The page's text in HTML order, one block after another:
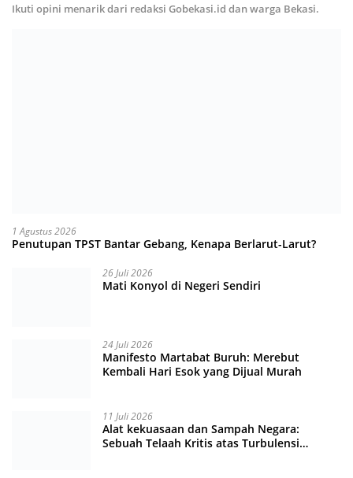
Ikuti opini menarik dari redaksi Gobekasi.id dan warga Bekasi.
1 Agustus 2026
Penutupan TPST Bantar Gebang, Kenapa Berlarut-Larut?
26 Juli 2026
Mati Konyol di Negeri Sendiri
24 Juli 2026
Manifesto Martabat Buruh: Merebut
Kembali Hari Esok yang Dijual Murah
11 Juli 2026
Alat kekuasaan dan Sampah Negara:
Sebuah Telaah Kritis atas Turbulensi